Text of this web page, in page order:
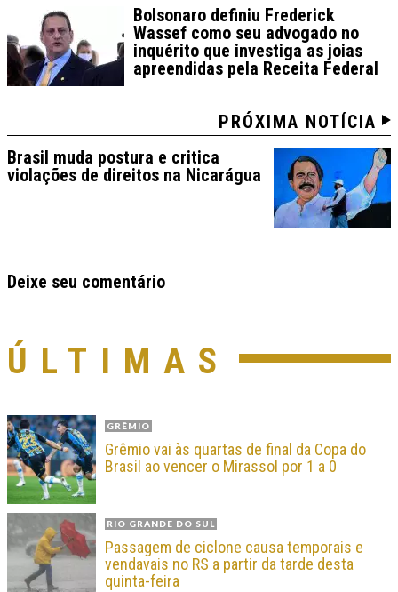
Bolsonaro definiu Frederick
Wassef como seu advogado no
inquérito que investiga as joias
apreendidas pela Receita Federal
PRÓXIMA NOTÍCIA
Brasil muda postura e critica
violações de direitos na Nicarágua
Deixe seu comentário
ÚLTIMAS
GRÊMIO
Grêmio vai às quartas de final da Copa do
Brasil ao vencer o Mirassol por 1 a 0
RIO GRANDE DO SUL
Passagem de ciclone causa temporais e
vendavais no RS a partir da tarde desta
quinta-feira